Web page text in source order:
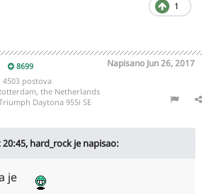
1
8699 Napisano Jun 26, 2017
4503 postova
the Netherlands
Daytona 955i SE
20:45, hard_rockje napisao:
je